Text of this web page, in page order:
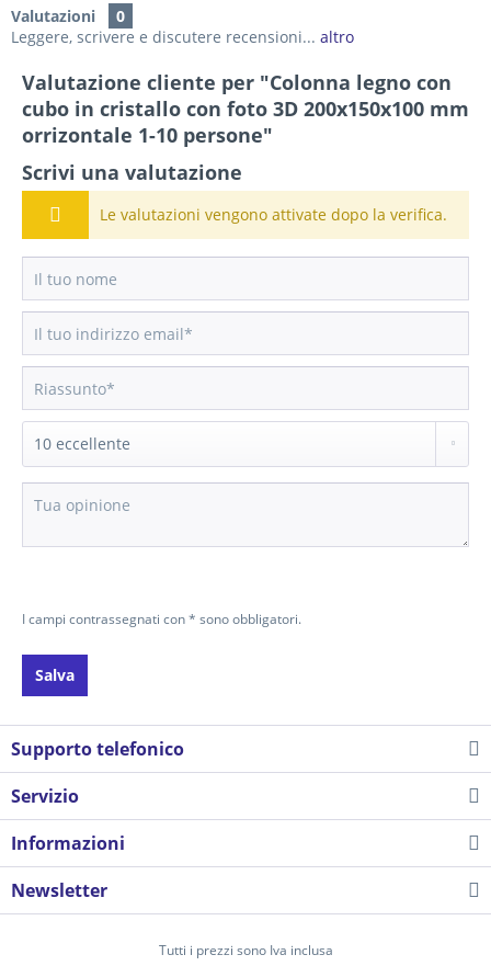
Valutazioni
0
Leggere, scrivere e discutere recensioni... altro
Valutazione cliente per "Colonna legno con
cubo in cristallo con foto 3D 200x150x100 mm
orrizontale 1-10 persone"
Scrivi una valutazione
Le valutazioni vengono attivate dopo la verifica.
I campi contrassegnati con * sono obbligatori.
Salva
Supporto telefonico
Servizio
Informazioni
Newsletter
Tutti i prezzi sono Iva inclusa